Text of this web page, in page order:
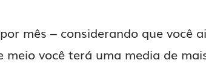
mês – considerando que você
você terá uma media de